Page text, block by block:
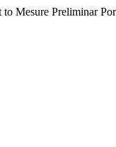
Mesure Preliminar